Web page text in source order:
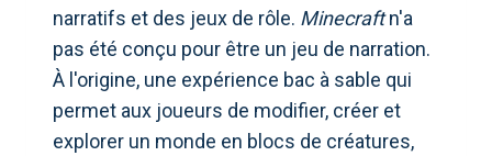
narratifs et des jeux de rôle. Minecraftn'a
pas été conçu pour être un jeu de narration.
À l'origine, une expérience bac à sable qui
permet aux joueurs de modifier, créer et
explorer un monde en blocs de créatures,